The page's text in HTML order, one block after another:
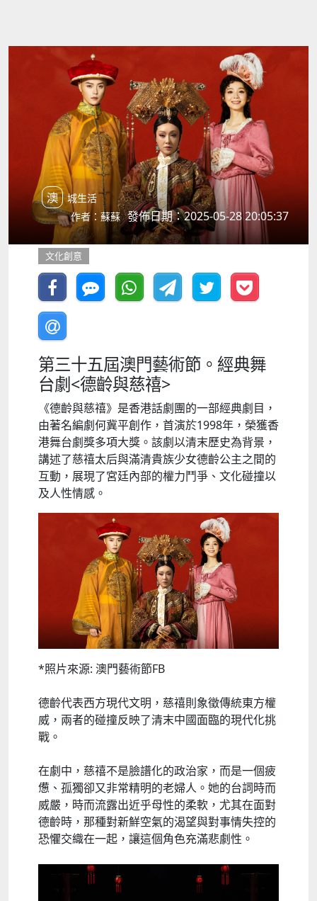
澳城生活
作者：蘇蘇 發佈日期：2025-05-28 20:05:37
文化創意
第三十五屆澳門藝術節。經典舞
台劇<德齡與慈禧>
《德齡與慈禧》是香港話劇團的一部經典劇目，
由著名編劇何冀平創作，首演於1998年，榮獲香
港舞台劇獎多項大獎。該劇以清末歷史為背景，
講述了慈禧太后與滿清貴族少女德齡公主之間的
互動，展現了宮廷內部的權力鬥爭、文化碰撞以
及人性情感。
*照片來源: 澳門藝術節FB
德齡代表西方現代文明，慈禧則象徵傳統東方權
威，兩者的碰撞反映了清末中國面臨的現代化挑
戰。
在劇中，慈禧不是臉譜化的政治家，而是一個疲
憊、孤獨卻又非常精明的老婦人。她的台詞時而
威嚴，時而流露出近乎母性的柔軟，尤其在面對
德齡時，那種對新鮮空氣的渴望與對事情失控的
恐懼交織在一起，讓這個角色充滿悲劇性。